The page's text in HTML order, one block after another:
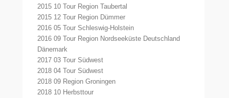
2015 10 Tour Region Taubertal
2015 12 Tour Region Dümmer
2016 05 Tour Schleswig-Holstein
2016 09 Tour Region Nordseeküste Deutschland
Dänemark
2017 03 Tour Südwest
2018 04 Tour Südwest
2018 09 Region Groningen
2018 10 Herbsttour